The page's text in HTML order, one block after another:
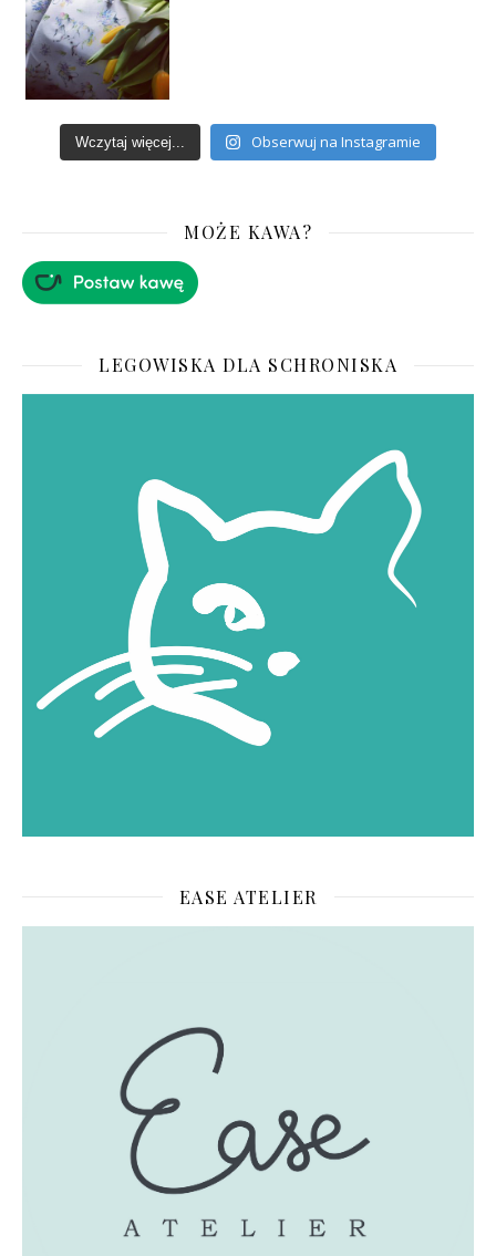
Wczytaj więcej... Obserwuj na Instagramie
MOŻE KAWA?
LEGOWISKA DLA SCHRONISKA
EASE ATELIER